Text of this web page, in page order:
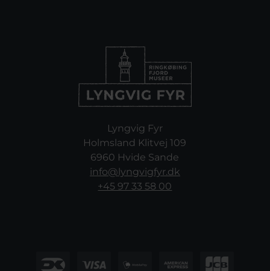
Lyngvig Fyr
Holmsland Klitvej 109
6960 Hvide Sande
info@lyngvigfyr.dk
+45 97 33 58 00